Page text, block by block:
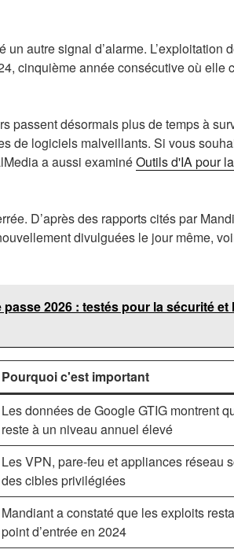
autre signal d’alarme. L’exploitation
cinquième année consécutive où elle
passent désormais plus de temps à
de logiciels malveillants. Si vous
a aussi examinéOutils d'IA pour
D’après des rapports cités par
divulguées le jour même,
2026 : testés pour la sécurité et
Pourquoi c'est important
Les données de Google GTIG montrent
reste à un niveau annuel élevé
Les VPN, pare-feu et appliances réseau
des cibles privilégiées
Mandiant a constaté que les exploits
point d’entrée en 2024